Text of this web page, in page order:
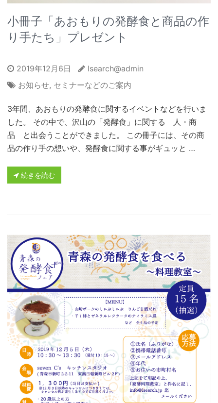
小冊子「あおもりの発酵食と商品の作
り手たち」プレゼント
2019年12月6日
lsearch@admin
お知らせ, セミナーなどのご案内
3年間、あおもりの発酵食に関するイベントなどを行いま
した。 その中で、沢山の「発酵食」に関する 人・商
品 と出会うことができました。 この冊子には、その商
品の作り手の想いや、発酵食に関する事がギュッと …
続きを読む